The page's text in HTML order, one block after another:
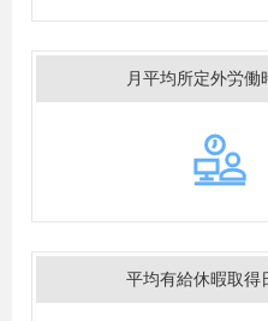
月平均所定外労働
平均有給休暇取得